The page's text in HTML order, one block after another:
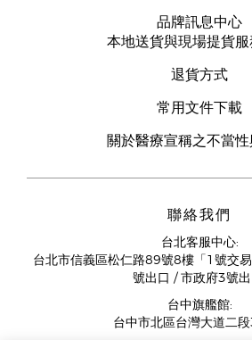
品牌訊息中心
本地送貨與現場提貨服
退貨方式
常用文件下載
關於醫療宣稱之不當性
聯絡我們
台北客服中心:
台北市信義區松仁路89號8樓「1號交易
號出口 / 市政府3號
台中旗艦館:
台中市北區台灣大道二